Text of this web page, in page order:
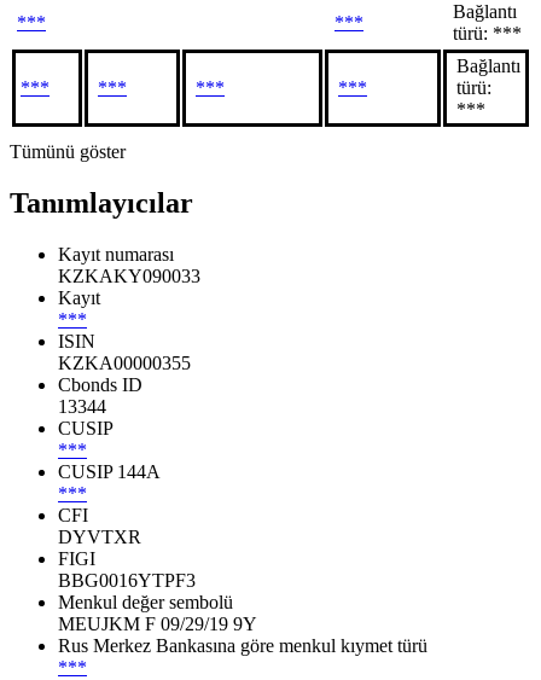
***
***
Bağlantı
türü: ***
*** *** *** ***
Bağlantı
türü:
***
Tümünü göster
Tanımlayıcılar
Kayıt numarası
KZKAKY090033
Kayıt
***
ISIN
KZKA00000355
Cbonds ID
13344
CUSIP
***
CUSIP 144A
***
CFI
DYVTXR
FIGI
BBG0016YTPF3
Menkul değer sembolü
MEUJKM F 09/29/19 9Y
Rus Merkez Bankasına göre menkul kıymet türü
***